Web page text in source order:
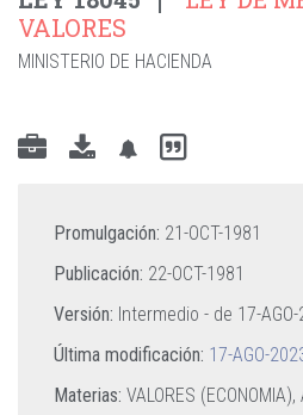
VALORES
MINISTERIO DE HACIENDA
Promulgación: 21-OCT-1981
Publicación: 22-OCT-1981
Versión: Intermedio - de 17-
Última modificación: 17-AGO-
Materias: VALORES (ECONOMIA),